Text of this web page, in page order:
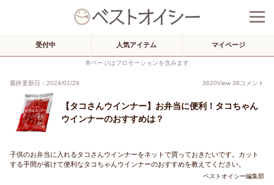
受付中 人気アイテム マイページ
本ページはプロモーションを含みます
最終更新日：2024/01/29 3620View 38コメント
【タコさんウインナー】お弁当に便利！タコちゃん
ウインナーのおすすめは？
子供のお弁当に入れるタコさんウインナーをネットで買っておきたいです。カット
する手間が省けて便利なタコちゃんウインナーのおすすめを教えてください。
ベストオイシー編集部